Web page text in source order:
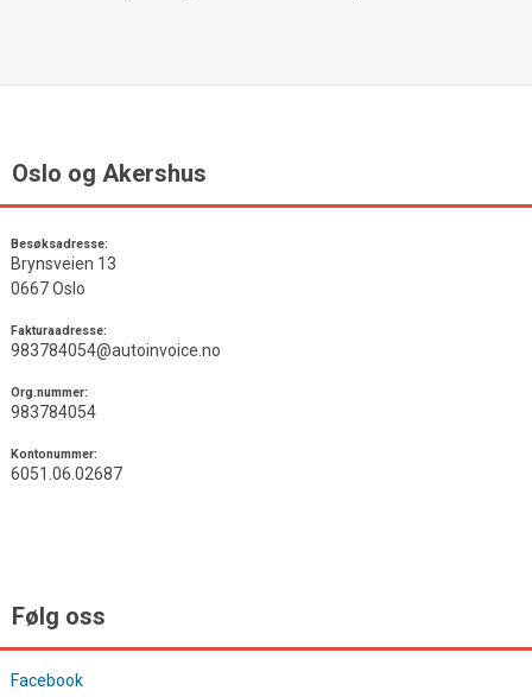
Oslo og Akershus
Besøksadresse:
Brynsveien 13
0667 Oslo
Fakturaadresse:
983784054@autoinvoice.no
Org.nummer:
983784054
Kontonummer:
6051.06.02687
Følg oss
Facebook